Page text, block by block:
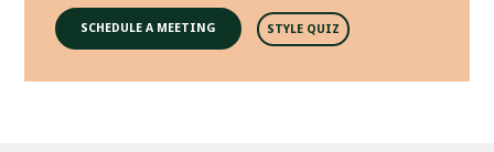
SCHEDULE A MEETING STYLE QUIZ